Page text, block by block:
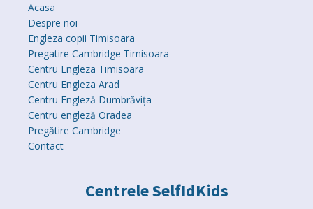
Acasa
Despre noi
Engleza copii Timisoara
Pregatire Cambridge Timisoara
Centru Engleza Timisoara
Centru Engleza Arad
Centru Engleză Dumbrăvița
Centru engleză Oradea
Pregătire Cambridge
Contact
Centrele SelfIdKids